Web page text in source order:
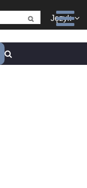
Język